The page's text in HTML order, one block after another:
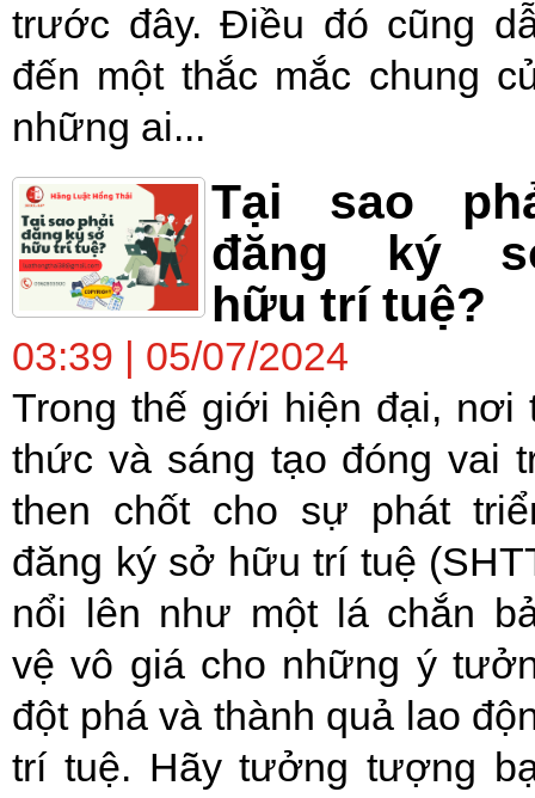
trước đây. Điều đó cũng
đến một thắc mắc chung
những ai...
Tại sao
đăng ký
hữu trí tuệ?
03:39 | 05/07/2024
Trong thế giới hiện đại, nơi
thức và sáng tạo đóng vai
then chốt cho sự phát
đăng ký sở hữu trí tuệ
nổi lên như một lá chắn
vệ vô giá cho những ý
đột phá và thành quả lao
trí tuệ. Hãy tưởng tượng